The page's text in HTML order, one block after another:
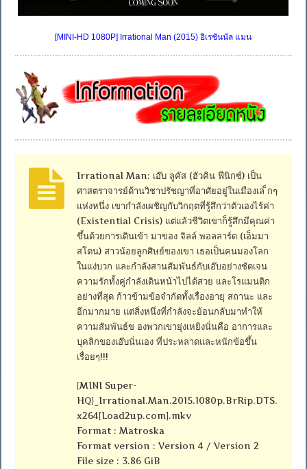
[MINI-HD 1080P] Irrational Man (2015) อิเรชันนัล แมน
Irrational Man: เอ๊บ ลูคัส (ฮัวคิน ฟีนิกซ์) เป็น
ศาสตราจารย์ด้านวิชาปรัชญาที่อาศัยอยู่ในเมืองเล ็กๆ
แห่งหนึ่ง เขากำลังเผชิญกับวิกฤตที่รู้สึกว่าตัวเองไร้ค่า
(Existential Crisis) แต่แล้วชีวิตเขาก็รู้สึกมีคุณค่า
ขึ้นด้วยการเดินเข้า มาของ จิลล์ พอลลาร์ด (เอ็มมา
สโตน) สาวน้อยลูกศิษย์ของเขา เธอเป็นคนมองโลก
ในแง่บวก และกำลังสานสัมพันธ์กับเอ๊บอย่างชัดเจน
ความรักทั้งคู่กำลังเดินหน้าไปได้สวย และโรแมนติก
อย่างที่สุด ก้าวข้ามข้อจำกัดทั้งเรื่องอายุ สถานะ และ
อีกมากมาย แต่สิ่งหนึ่งที่กำลังจะย้อนกลับมาทำให้
ความสัมพันธ์ข องพวกเขายุ่งเหยิงนั่นคือ อาการและ
บุคลิกของเอ๊บนั่นเอง ที่ประหลาดและหนักข้อขึ้น
เรื่อยๆ!!!
{MINI Super-
HQ}_Irrational.Man.2015.1080p.BrRip.DTS.
x264[Load2up.com].mkv
Format : Matroska
Format version : Version 4 / Version 2
File size : 3.86 GiB